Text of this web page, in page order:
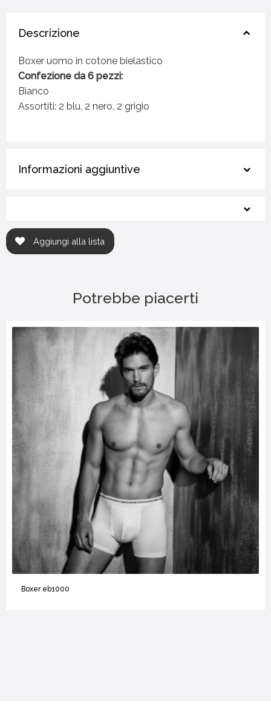
Descrizione
Boxer uomo in cotone bielastico
Confezione da 6 pezzi:
Bianco
Assortiti: 2 blu, 2 nero, 2 grigio
Informazioni aggiuntive
Aggiungi alla lista
Potrebbe piacerti
Boxer eb1000